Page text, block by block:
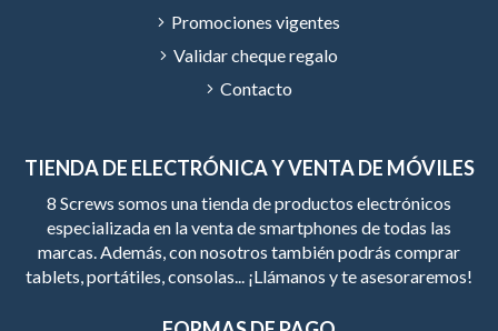
TIENDA DE ELECTRÓNICA Y VENTA DE MÓVILES
8 Screws somos una tienda de productos electrónicos
especializada en la venta de smartphones de todas las
marcas. Además, con nosotros también podrás comprar
tablets, portátiles, consolas... ¡Llámanos y te asesoraremos!
Promociones vigentes
Validar cheque regalo
Contacto